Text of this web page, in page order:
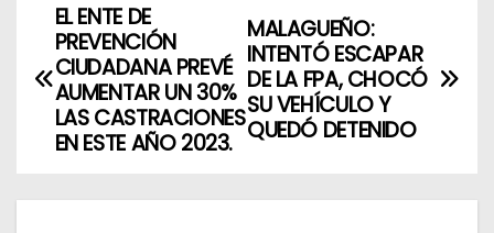
N
a
g
MALAGUEÑO:
INTENTÓ ESCAPAR
DE LA FPA, CHOCÓ
SU VEHÍCULO Y
QUEDÓ DETENIDO
EL ENTE DE
PREVENCIÓN
CIUDADANA PREVÉ
AUMENTAR UN 30%
LAS CASTRACIONES
EN ESTE AÑO 2023.